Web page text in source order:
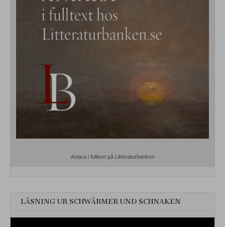
Aniara i fulltext på Litteraturbanken
LÄSNING UR SCHWÄRMER UND SCHNAKEN